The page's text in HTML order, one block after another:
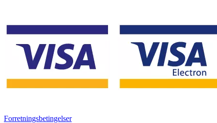
Forretningsbetingelser